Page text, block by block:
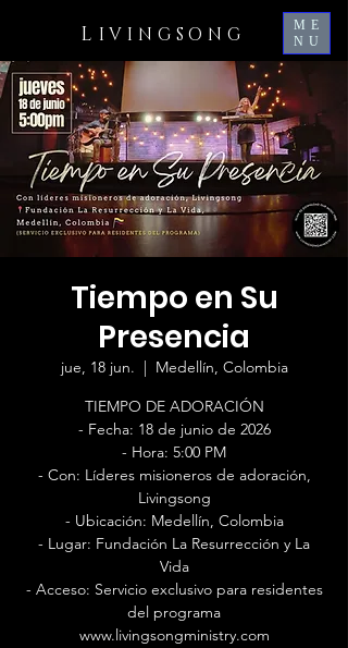
L IVINGSONG
ME
NU
Tiempo en Su
Presencia
jue, 18 jun.
  |
Medellín, Colombia
TIEMPO DE ADORACIÓN
- Fecha: 18 de junio de 2026
- Hora: 5:00 PM
- Con: Líderes misioneros de adoración,
Livingsong
- Ubicación: Medellín, Colombia
- Lugar: Fundación La Resurrección y La
Vida
- Acceso: Servicio exclusivo para residentes
del programa
www.livingsongministry.com